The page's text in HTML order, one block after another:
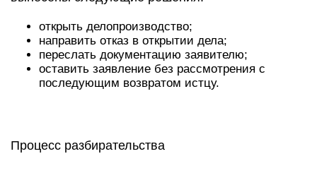
открыть делопроизводство;
направить отказ в открытии дела;
переслать документацию заявителю;
оставить заявление без рассмотрения с
последующим возвратом истцу.
Процесс разбирательства